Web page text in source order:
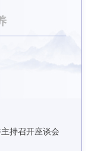
持召开座谈会